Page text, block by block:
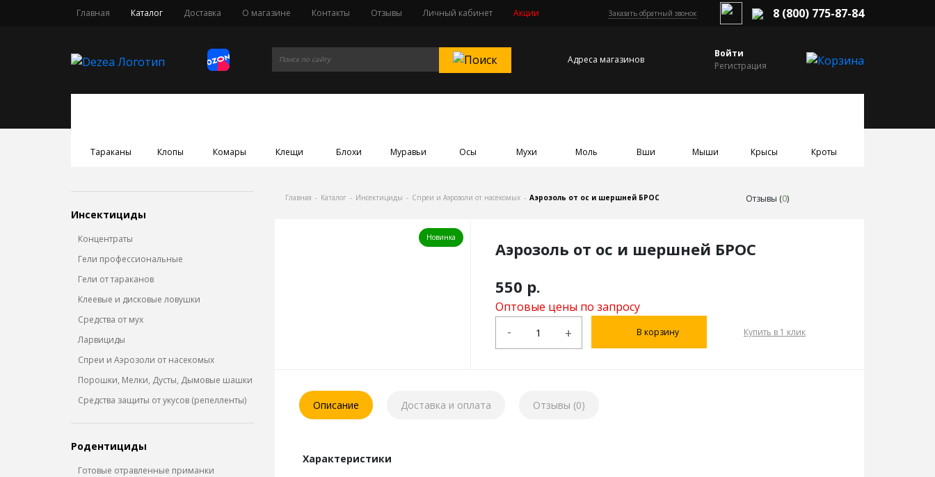
Главная Каталог Доставка О магазине Контакты Отзывы Личный кабинет Акции Заказать обратный звонок 8 (800) 775-87-84
Адреса магазинов
Войти
Регистрация
Тараканы Клопы Комары Клещи Блохи Муравьи Осы Мухи Моль Вши Мыши Крысы Кроты
Инсектициды
Концентраты
Гели профессиональные
Гели от тараканов
Клеевые и дисковые ловушки
Средства от мух
Ларвициды
Спреи и Аэрозоли от насекомых
Порошки, Мелки, Дусты, Дымовые шашки
Средства защиты от укусов (репелленты)
Родентициды
Готовые отравленные приманки
Главная - Каталог - Инсектициды - Спреи и Аэрозоли от насекомых - Аэрозоль от ос и шершней БРОС Отзывы (0)
Новинка
Аэрозоль от ос и шершней БРОС
550 р.
Оптовые цены по запросу
- + В корзину Купить в 1 клик
Описание Доставка и оплата Отзывы (0)
Характеристики